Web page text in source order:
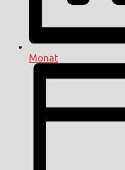
Monat